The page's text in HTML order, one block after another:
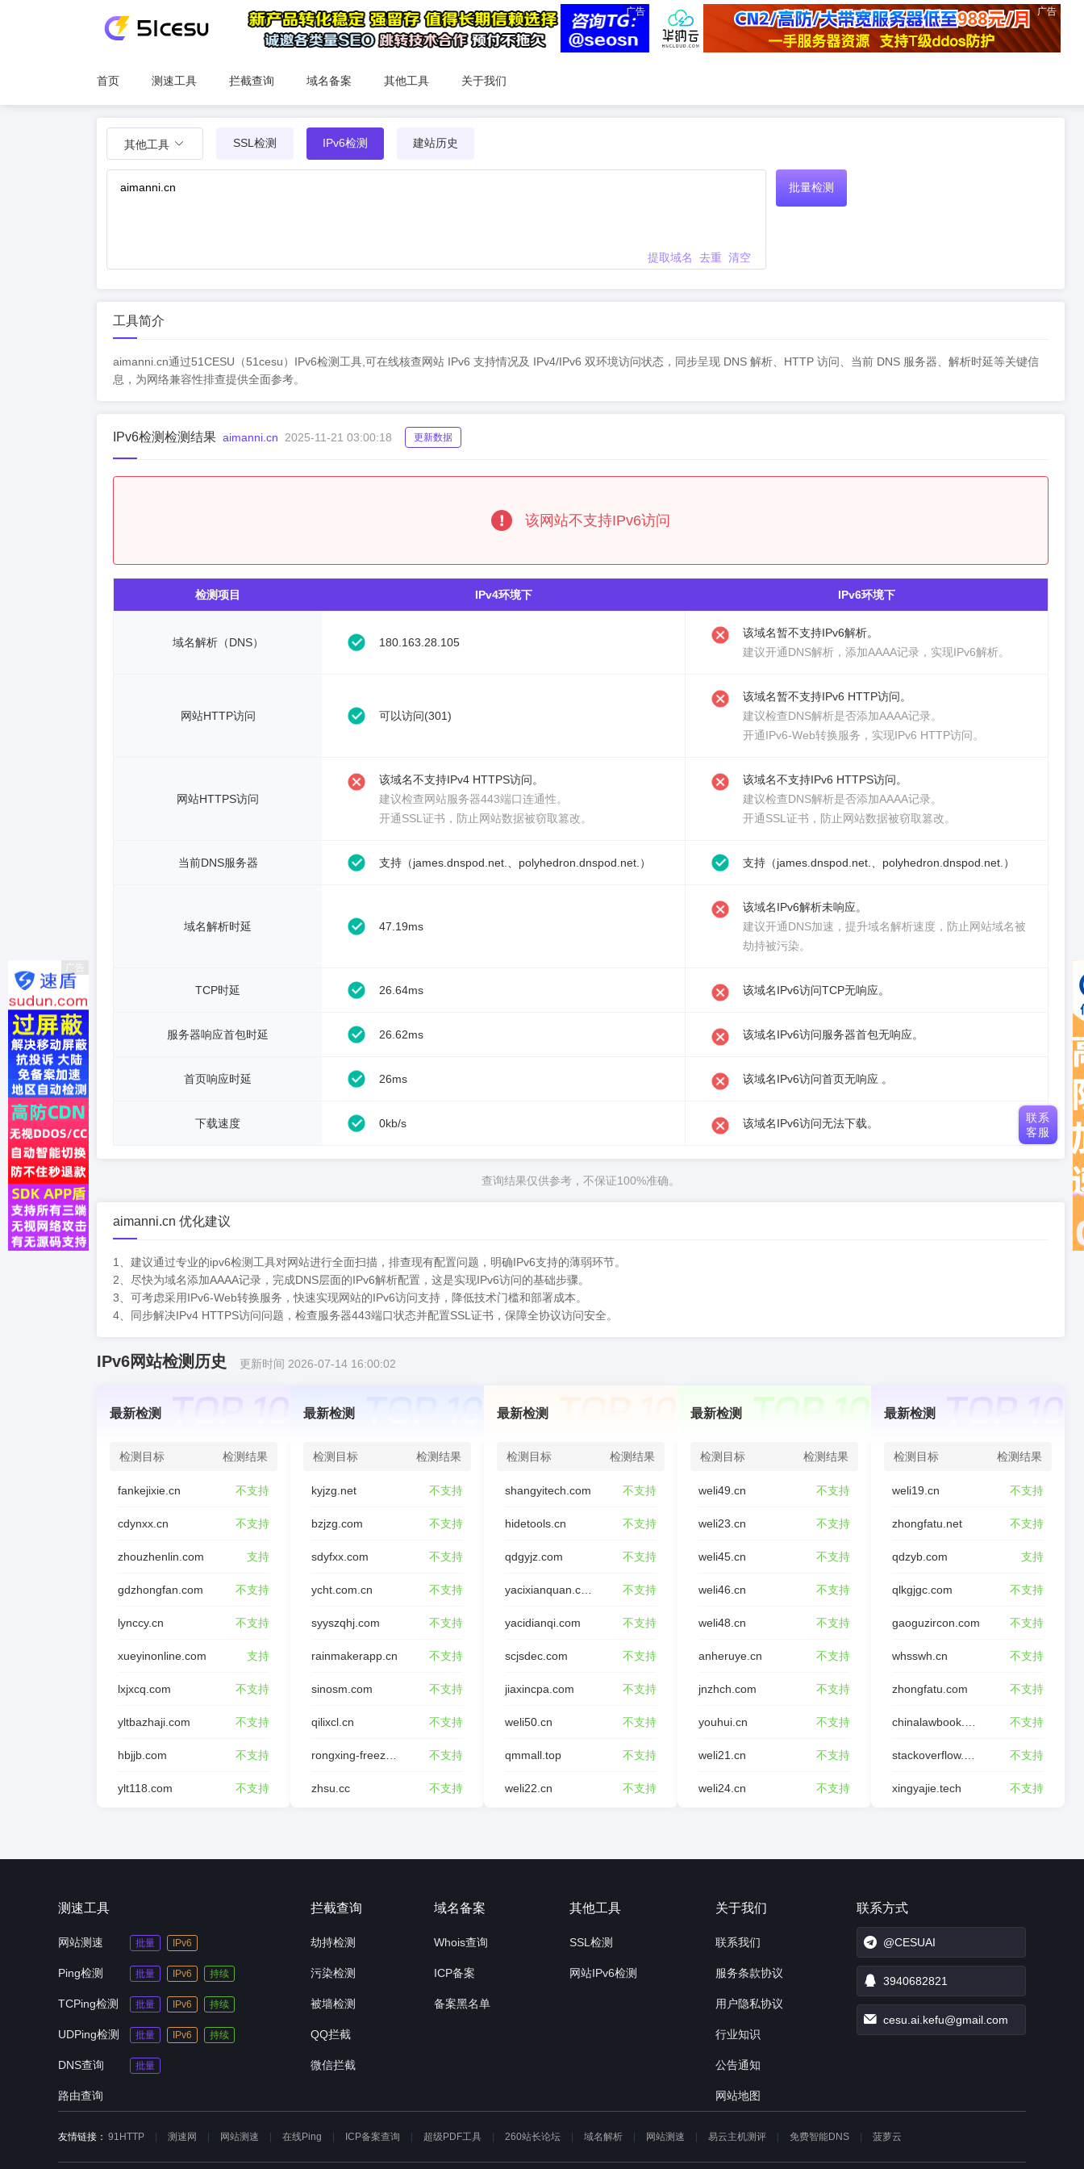
广告 广告
首页 测速工具 拦截查询 域名备案 其他工具 关于我们
其他工具 SSL检测 IPv6检测 建站历史
提取域名 去重 清空
批量检测
工具简介
aimanni.cn通过51CESU（51cesu）IPv6检测工具,可在线核查网站 IPv6 支持情况及 IPv4/IPv6 双环境访问状态，同步呈现 DNS 解析、HTTP 访问、当前 DNS 服务器、解析时延等关键信
息，为网络兼容性排查提供全面参考。
IPv6检测检测结果 aimanni.cn 2025-11-21 03:00:18 更新数据
该网站不支持IPv6访问
检测项目 IPv4环境下 IPv6环境下
域名解析（DNS） 180.163.28.105
该域名暂不支持IPv6解析。
建议开通DNS解析 ，添加AAAA记录，实现IPv6解析。
网站HTTP访问 可以访问(301)
该域名暂不支持IPv6 HTTP访问。
建议检查DNS解析是否添加AAAA记录。
开通IPv6-Web转换服务 ，实现IPv6 HTTP访问。
网站HTTPS访问
该域名不支持IPv4 HTTPS访问。
建议检查网站服务器443端口连通性。
开通SSL证书 ，防止网站数据被窃取篡改。
该域名不支持IPv6 HTTPS访问。
建议检查DNS解析是否添加AAAA记录。
开通SSL证书 ，防止网站数据被窃取篡改。
当前DNS服务器 支持（james.dnspod.net.、polyhedron.dnspod.net.） 支持（james.dnspod.net.、polyhedron.dnspod.net.）
域名解析时延 47.19ms
该域名IPv6解析未响应。
建议开通DNS加速 ，提升域名解析速度，防止网站域名被
劫持被污染。
TCP时延 26.64ms 该域名IPv6访问TCP无响应。
服务器响应首包时延 26.62ms 该域名IPv6访问服务器首包无响应。
首页响应时延 26ms 该域名IPv6访问首页无响应 。
下载速度 0kb/s 该域名IPv6访问无法下载。
查询结果仅供参考，不保证100%准确。
aimanni.cn 优化建议
1、建议通过专业的ipv6检测工具对网站进行全面扫描，排查现有配置问题，明确IPv6支持的薄弱环节。
2、尽快为域名添加AAAA记录，完成DNS层面的IPv6解析配置，这是实现IPv6访问的基础步骤。
3、可考虑采用IPv6-Web转换服务，快速实现网站的IPv6访问支持，降低技术门槛和部署成本。
4、同步解决IPv4 HTTPS访问问题，检查服务器443端口状态并配置SSL证书，保障全协议访问安全。
IPv6网站检测历史 更新时间 2026-07-14 16:00:02
最新检测
检测目标 检测结果
fankejixie.cn 不支持
cdynxx.cn 不支持
zhouzhenlin.com 支持
gdzhongfan.com 不支持
lynccy.cn 不支持
xueyinonline.com 支持
lxjxcq.com 不支持
yltbazhaji.com 不支持
hbjjb.com 不支持
ylt118.com 不支持
最新检测
检测目标 检测结果
kyjzg.net 不支持
bzjzg.com 不支持
sdyfxx.com 不支持
ycht.com.cn 不支持
syyszqhj.com 不支持
rainmakerapp.cn 不支持
sinosm.com 不支持
qilixcl.cn 不支持
不支持
zhsu.cc 不支持
最新检测
检测目标 检测结果
shangyitech.com 不支持
hidetools.cn 不支持
qdgyjz.com 不支持
不支持
yacidianqi.com 不支持
scjsdec.com 不支持
jiaxincpa.com 不支持
weli50.cn 不支持
qmmall.top 不支持
weli22.cn 不支持
最新检测
检测目标 检测结果
weli49.cn 不支持
weli23.cn 不支持
weli45.cn 不支持
weli46.cn 不支持
weli48.cn 不支持
anheruye.cn 不支持
jnzhch.com 不支持
youhui.cn 不支持
weli21.cn 不支持
weli24.cn 不支持
最新检测
检测目标 检测结果
weli19.cn 不支持
zhongfatu.net 不支持
qdzyb.com 支持
qlkgjgc.com 不支持
gaoguzircon.com 不支持
whsswh.cn 不支持
zhongfatu.com 不支持
不支持
不支持
xingyajie.tech 不支持
广告
测速工具
网站测速 批量 IPv6
Ping检测 批量 IPv6 持续
TCPing检测 批量 IPv6 持续
UDPing检测 批量 IPv6 持续
DNS查询 批量
路由查询
拦截查询
劫持检测
污染检测
被墙检测
QQ拦截
微信拦截
域名备案
Whois查询
ICP备案
备案黑名单
其他工具
SSL检测
网站IPv6检测
关于我们
联系我们
服务条款协议
用户隐私协议
行业知识
公告通知
网站地图
联系方式
@CESUAI
3940682821
cesu.ai.kefu@gmail.com
友情链接： 91HTTP 测速网 网站测速 在线Ping ICP备案查询 超级PDF工具 260站长论坛 域名解析 网站测速 易云主机测评 免费智能DNS 菠萝云
联系
客服